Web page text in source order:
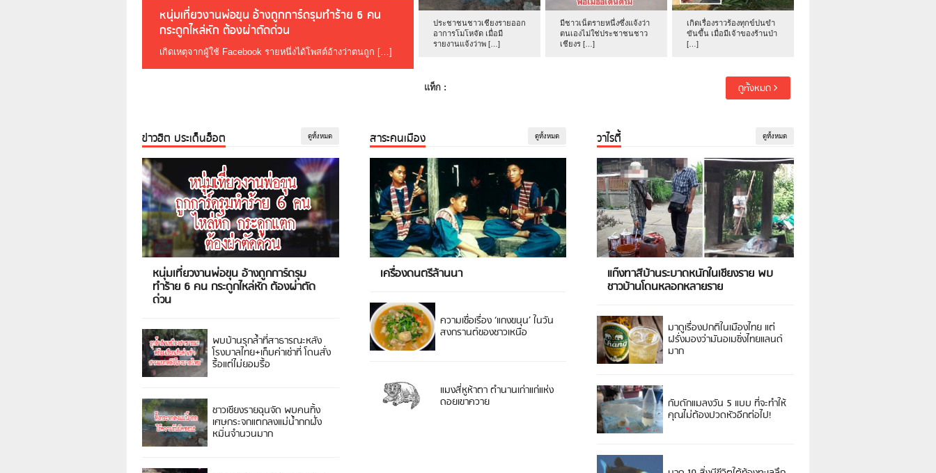
หนุ่มเที่ยวงานพ่อขุน อ้างถูกการ์ดรุมทำร้าย 6 คน
กระดูกไหล่หัก ต้องผ่าตัดด่วน
เกิดเหตุจากผู้ใช้ Facebook รายหนึ่งได้โพสต์อ้างว่าตนถูก […]
ประชาชนชาวเชียงรายออก
อาการโมโหจัด เมื่อมี
รายงานแจ้งว่าพ […]
มีชาวเน็ตรายหนึ่งซึ่งแจ้งว่า
ตนเองไม่ใช่ประชาชนชาว
เชียงร […]
เกิดเรื่องราวร้องทุกข์ปนขำ
ขันขึ้น เมื่อมีเจ้าของร้านป่า
[…]
แท็ก : ดูทั้งหมด
ข่าวฮิต ประเด็นฮ็อต ดูทั้งหมด
หนุ่มเที่ยวงานพ่อขุน อ้างถูกการ์ดรุม
ทำร้าย 6 คน กระดูกไหล่หัก ต้องผ่าตัด
ด่วน
พบบ้านรุกล้ำที่สาธารณะหลัง
โรงบาลไทย+เก็บค่าเช่าที่ โดนสั่ง
รื้อแต่ไม่ยอมรื้อ
ชาวเชียงรายฉุนจัด พบคนทิ้ง
เศษกระจกแตกลงแม่น้ำกกฝั่ง
หมิ่นจำนวนมาก
สาระคนเมือง ดูทั้งหมด
เครื่องดนตรีล้านนา
ความเชื่อเรื่อง ‘แกงขนุน’ ในวัน
สงกรานต์ของชาวเหนือ
แมงสี่หูห้าตา ตำนานเก่าแก่แห่ง
ดอยเขาควาย
วาไรตี้ ดูทั้งหมด
แก๊งทาสีบ้านระบาดหนักในเชียงราย พบ
ชาวบ้านโดนหลอกหลายราย
มาดูเรื่องปกติในเมืองไทย แต่
ฝรั่งมองว่ามันอเมซิ่งไทยแลนด์
มาก
กับดักแมลงวัน 5 แบบ ที่จะทำให้
คุณไม่ต้องปวดหัวอีกต่อไป!